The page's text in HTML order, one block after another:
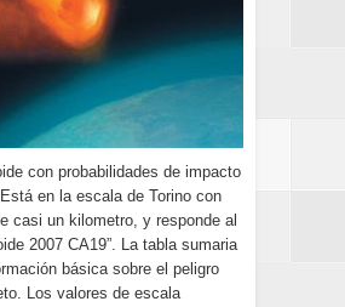
con probabilidades de impacto
en la escala de Torino con
casi un kilometro, y responde al
2007 CA19”. La tabla sumaria
básica sobre el peligro
Los valores de escala